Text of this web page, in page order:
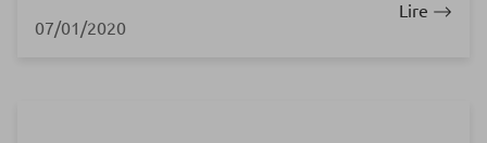
07/01/2020
Lire